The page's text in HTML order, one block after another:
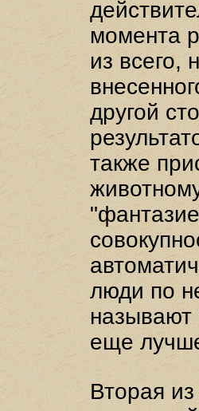
момента
из всего,
другой
также
люди по
называют
еще
Вторая